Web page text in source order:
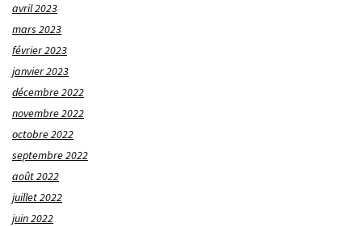
avril 2023
mars 2023
février 2023
janvier 2023
décembre 2022
novembre 2022
octobre 2022
septembre 2022
août 2022
juillet 2022
juin 2022